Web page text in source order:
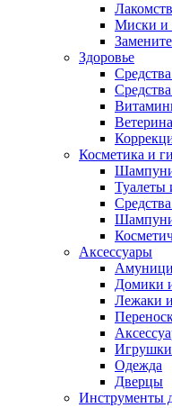
Миски и
Здоровье
Косметика и
Туалеты
Аксессуары
Домики
Лежаки
Игрушки
Одежда
Дверцы
Инструменты